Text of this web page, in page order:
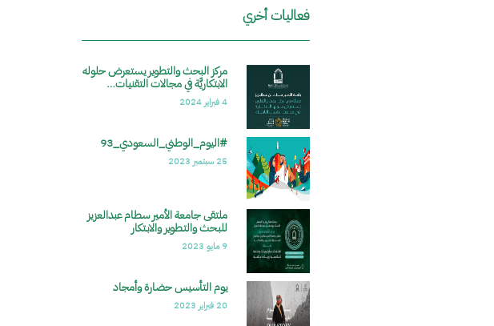
فعاليات أخري
الصورة مركز البحث والتطوير يستعرض حلوله
الابتكاريَّة في مجالات التقنيات…
4 فبراير 2024
الصورة #اليوم_الوطني_السعودي_93
25 سبتمبر 2023
الصورة ملتقى جامعة الأمير سطام عبدالعزيز
للبـحث والتـطوير والابـتكار
9 مايو 2023
الصورة يوم التأسيس حضارة وأمجاد
20 فبراير 2023